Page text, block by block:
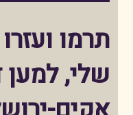
תרמו
שלי, למען